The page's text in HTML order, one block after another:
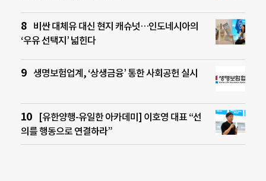
비싼 대체유 대신 현지 캐슈넛…인도네시아의
‘우유 선택지’ 넓힌다
생명보험업계, ‘상생금융’ 통한 사회공헌 실시
[유한양행-유일한 아카데미] 이호영 대표 “선
의를 행동으로 연결하라”